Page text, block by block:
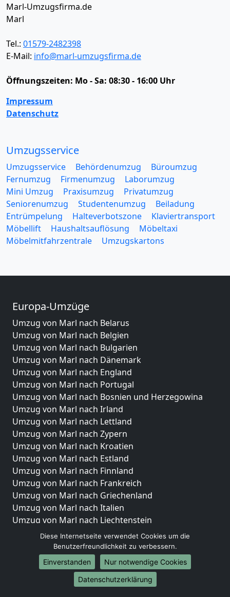
Marl-Umzugsfirma.de
Marl
Tel.: 01579-2482398
E-Mail: info@marl-umzugsfirma.de
Öffnungszeiten: Mo - Sa: 08:30 - 16:00 Uhr
Impressum
Datenschutz
Umzugsservice
Umzugsservice Behördenumzug
Büroumzug
Fernumzug
Firmenumzug
Laborumzug
Mini Umzug
Praxisumzug
Privatumzug
Seniorenumzug
Studentenumzug
Beiladung
Entrümpelung
Halteverbotszone
Klaviertransport
Möbellift
Haushaltsauflösung
Möbeltaxi
Möbelmitfahrzentrale
Umzugskartons
Europa-Umzüge
Umzug von Marl nach Belarus
Umzug von Marl nach Belgien
Umzug von Marl nach Bulgarien
Umzug von Marl nach Dänemark
Umzug von Marl nach England
Umzug von Marl nach Portugal
Umzug von Marl nach Bosnien und Herzegowina
Umzug von Marl nach Irland
Umzug von Marl nach Lettland
Umzug von Marl nach Zypern
Umzug von Marl nach Kroatien
Umzug von Marl nach Estland
Umzug von Marl nach Finnland
Umzug von Marl nach Frankreich
Umzug von Marl nach Griechenland
Umzug von Marl nach Italien
Umzug von Marl nach Liechtenstein
Umzug von Marl nach Luxemburg
Umzug von Marl nach Niederlande
Umzug von Marl nach Norwegen
Umzüge-Deutschlandweit
Diese Internetseite verwendet Cookies um die
Benutzerfreundlichkeit zu verbessern.
Einverstanden
Nur notwendige Cookies
Datenschutzerklärung